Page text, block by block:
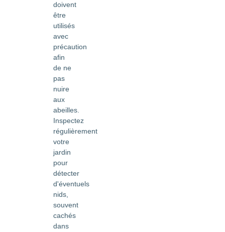
doivent
être
utilisés
avec
précaution
afin
de ne
pas
nuire
aux
abeilles.
Inspectez
régulièrement
votre
jardin
pour
détecter
d'éventuels
nids,
souvent
cachés
dans